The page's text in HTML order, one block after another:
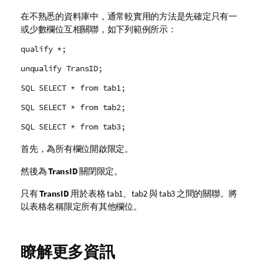
在不熟悉的資料庫中，通常較實用的方法是先確定只有一
或少數欄位互相關聯，如下列範例所示：
qualify *;
unqualify TransID;
SQL SELECT * from tab1;
SQL SELECT * from tab2;
SQL SELECT * from tab3;
首先，為所有欄位開啟限定。
然後為TransID關閉限定。
只有TransID 用於表格tab1 tab2與tab3 之間的關聯。將
以表格名稱限定所有其他欄位。
瞭解更多資訊